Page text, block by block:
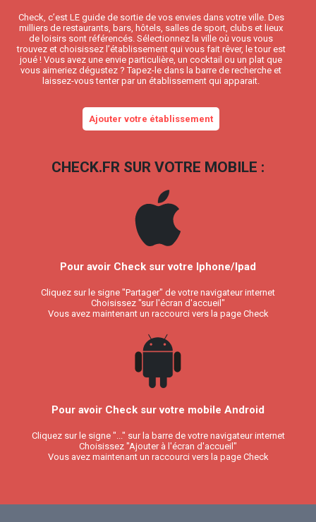
Check, c’est LE guide de sortie de vos envies dans votre ville. Des
milliers de restaurants, bars, hôtels, salles de sport, clubs et lieux
de loisirs sont référencés. Sélectionnez la ville où vous vous
trouvez et choisissez l’établissement qui vous fait rêver, le tour est
joué ! Vous avez une envie particulière, un cocktail ou un plat que
vous aimeriez dégustez ? Tapez-le dans la barre de recherche et
laissez-vous tenter par un établissement qui apparait.
Ajouter votre établissement
CHECK.FR SUR VOTRE MOBILE :
Pour avoir Check sur votre Iphone/Ipad
Cliquez sur le signe "Partager" de votre navigateur internet
Choisissez "sur l'écran d'accueil"
Vous avez maintenant un raccourci vers la page Check
Pour avoir Check sur votre mobile Android
Cliquez sur le signe "..." sur la barre de votre navigateur internet
Choisissez "Ajouter à l'écran d'accueil"
Vous avez maintenant un raccourci vers la page Check